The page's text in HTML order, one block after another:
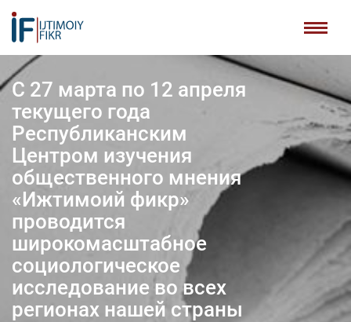
С 27 марта по 12 апреля
текущего года
Республиканским
Центром изучения
общественного мнения
«Ижтимоий фикр»
проводится
широкомасштабное
социологическое
исследование во всех
регионах нашей страны